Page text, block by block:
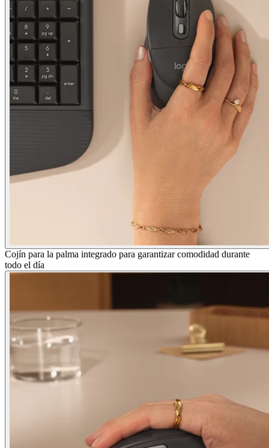
Cojín para la palma integrado para garantizar comodidad durante
todo el día